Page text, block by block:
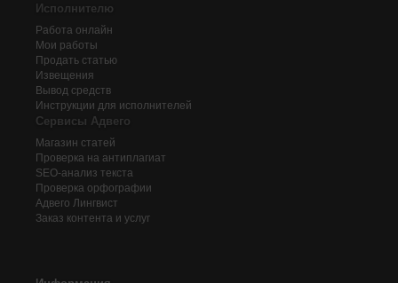
Исполнителю
Работа онлайн
Мои работы
Продать статью
Извещения
Вывод средств
Инструкции для исполнителей
Сервисы Адвего
Магазин статей
Проверка на антиплагиат
SEO-анализ текста
Проверка орфографии
Адвего Лингвист
Заказ контента и услуг